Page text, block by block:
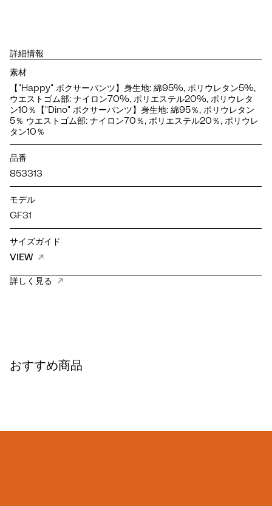
詳細情報
素材
【"Happy" ボクサーパンツ】身生地: 綿95%, ポリウレタン5%,
ウエストゴム部: ナイロン70%, ポリエステル20%, ポリウレタ
ン10％【"Dino" ボクサーパンツ】身生地: 綿95％, ポリウレタン
5％ ウエストゴム部: ナイロン70％, ポリエステル20％, ポリウレ
タン10％
品番
853313
モデル
GF31
サイズガイド
VIEW
詳しく見る
おすすめ商品